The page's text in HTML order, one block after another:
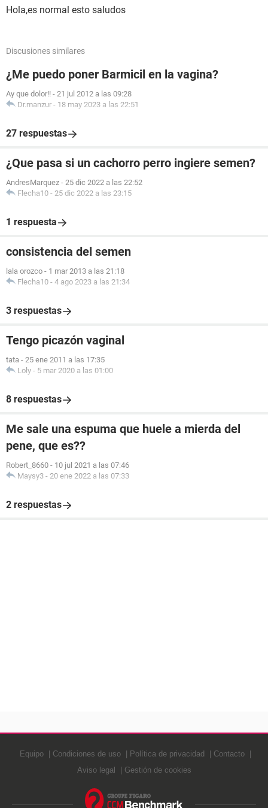
Hola,es normal esto saludos
Discusiones similares
¿Me puedo poner Barmicil en la vagina?
Ay que dolor!! - 21 jul 2012 a las 09:28
Dr.manzur - 18 may 2023 a las 22:51
27 respuestas
¿Que pasa si un cachorro perro ingiere semen?
AndresMarquez - 25 dic 2022 a las 22:52
Flecha10 - 25 dic 2022 a las 23:15
1 respuesta
consistencia del semen
lala orozco - 1 mar 2013 a las 21:18
Flecha10 - 4 ago 2023 a las 21:34
3 respuestas
Tengo picazón vaginal
tata - 25 ene 2011 a las 17:35
Loly - 5 mar 2020 a las 01:00
8 respuestas
Me sale una espuma que huele a mierda del
pene, que es??
Robert_8660 - 10 jul 2021 a las 07:46
Maysy3 - 20 ene 2022 a las 07:33
2 respuestas
Equipo Condiciones de uso Política de privacidad
Contacto
Aviso legal
Gestión de cookies